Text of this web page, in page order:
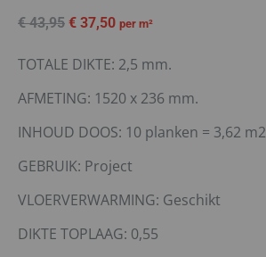
€43,95 € 37,50 per m²
TOTALE DIKTE: 2,5 mm.
AFMETING: 1520 x 236 mm.
INHOUD DOOS: 10 planken = 3,62 m2
GEBRUIK: Project
VLOERVERWARMING: Geschikt
DIKTE TOPLAAG: 0,55